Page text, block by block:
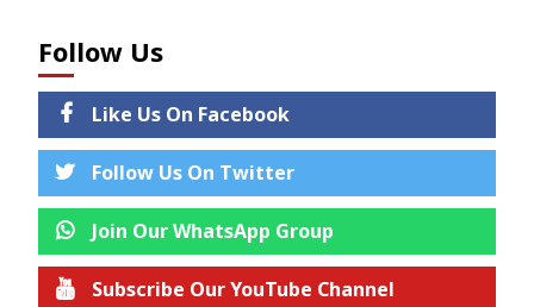
Follow Us
Like Us On Facebook
Follow Us On Twitter
Join Our WhatsApp Group
Subscribe Our YouTube Channel